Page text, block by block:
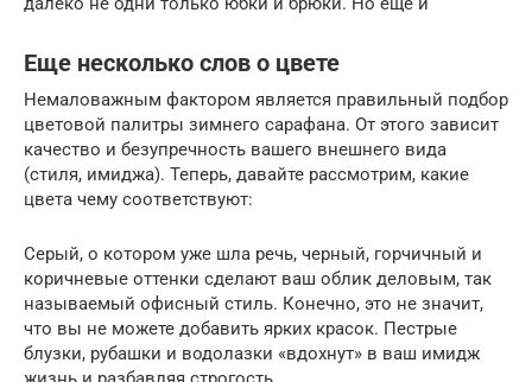
Еще несколько слов о цвете
Немаловажным фактором является правильный подбор
цветовой палитры зимнего сарафана. От этого зависит
качество и безупречность вашего внешнего вида
(стиля, имиджа). Теперь, давайте рассмотрим, какие
цвета чему соответствуют:
Серый, о котором уже шла речь, черный, горчичный и
коричневые оттенки сделают ваш облик деловым, так
называемый офисный стиль. Конечно, это не значит,
что вы не можете добавить ярких красок. Пестрые
блузки, рубашки и водолазки «вдохнут» в ваш имидж